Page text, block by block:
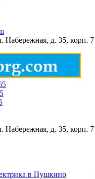
Набережная, д. 35, корп. 7
Набережная, д. 35, корп. 7
в Пушкино